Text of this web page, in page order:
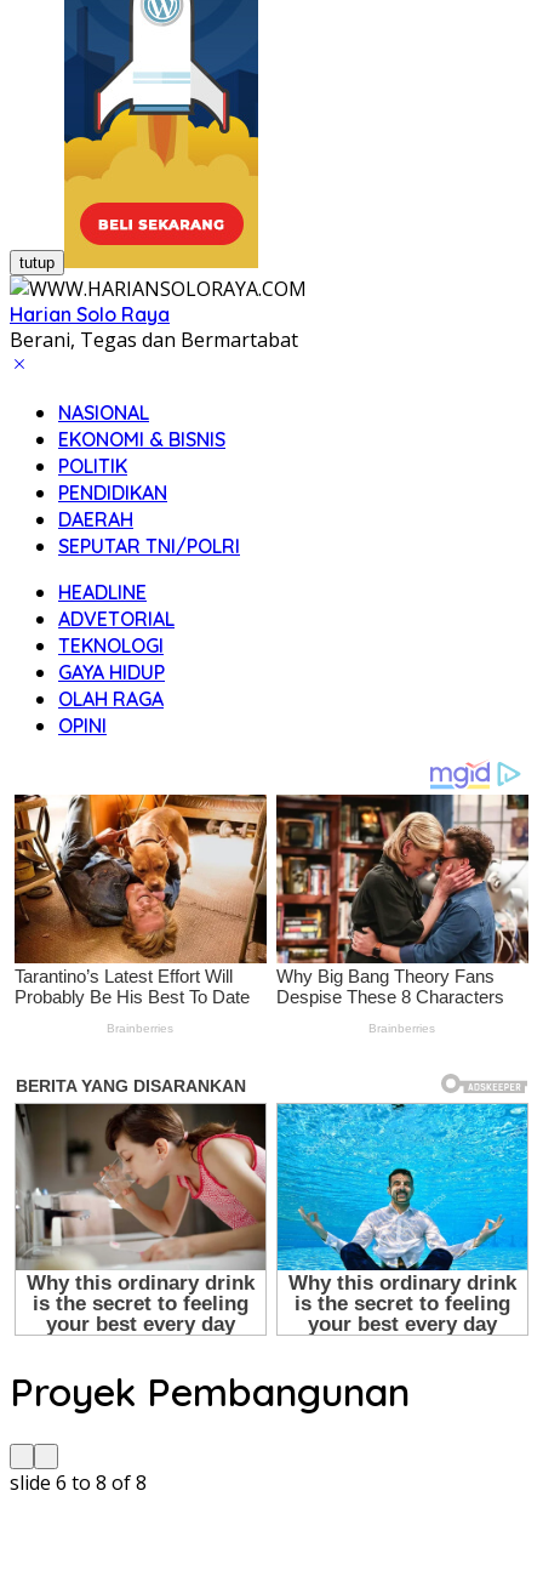
tutup
Harian Solo Raya
Berani, Tegas dan Bermartabat
NASIONAL
EKONOMI & BISNIS
POLITIK
PENDIDIKAN
DAERAH
SEPUTAR TNI/POLRI
HEADLINE
ADVETORIAL
TEKNOLOGI
GAYA HIDUP
OLAH RAGA
OPINI
Proyek Pembangunan
slide 7 to 9 of 8